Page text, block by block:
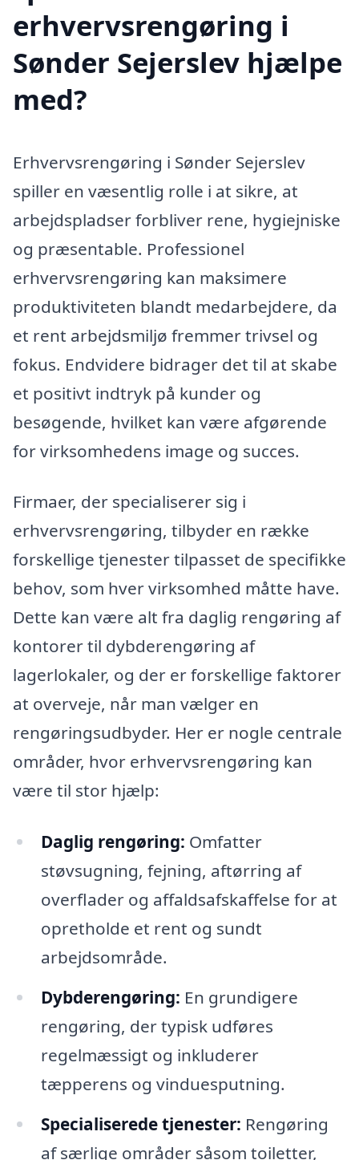
erhvervsrengøring i
Sønder Sejerslev hjælpe
med?
Erhvervsrengøring i Sønder Sejerslev
spiller en væsentlig rolle i at sikre, at
arbejdspladser forbliver rene, hygiejniske
og præsentable. Professionel
erhvervsrengøring kan maksimere
produktiviteten blandt medarbejdere, da
et rent arbejdsmiljø fremmer trivsel og
fokus. Endvidere bidrager det til at skabe
et positivt indtryk på kunder og
besøgende, hvilket kan være afgørende
for virksomhedens image og succes.
Firmaer, der specialiserer sig i
erhvervsrengøring, tilbyder en række
forskellige tjenester tilpasset de specifikke
behov, som hver virksomhed måtte have.
Dette kan være alt fra daglig rengøring af
kontorer til dybderengøring af
lagerlokaler, og der er forskellige faktorer
at overveje, når man vælger en
rengøringsudbyder. Her er nogle centrale
områder, hvor erhvervsrengøring kan
være til stor hjælp:
Daglig rengøring: Omfatter
støvsugning, fejning, aftørring af
overflader og affaldsafskaffelse for at
opretholde et rent og sundt
arbejdsområde.
Dybderengøring: En grundigere
rengøring, der typisk udføres
regelmæssigt og inkluderer
tæpperens og vinduesputning.
Specialiserede tjenester: Rengøring
af særlige områder såsom toiletter,